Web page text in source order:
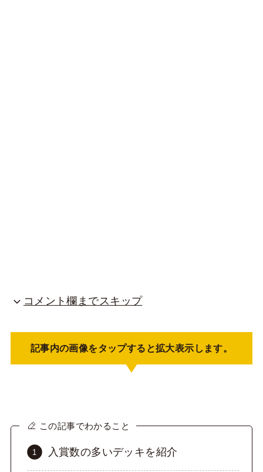
コメント欄までスキップ
記事内の画像をタップすると拡大表示します。
この記事でわかること
入賞数の多いデッキを紹介